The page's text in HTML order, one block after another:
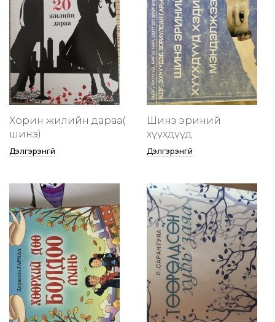
Хорин жилийн дараа(
шинэ)
Дэлгэрэнгүй
Шинэ эриний
хүүхдүүд
Дэлгэрэнгүй